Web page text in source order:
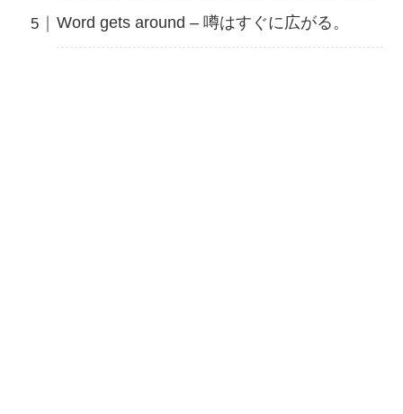
Word gets around – 噂はすぐに広がる。